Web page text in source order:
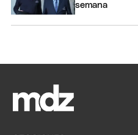
semana